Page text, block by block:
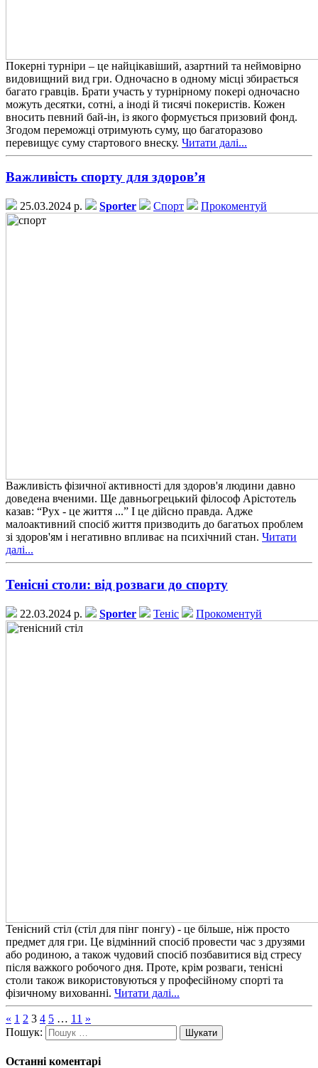
Покерні турніри – це найцікавіший, азартний та неймовірно
видовищний вид гри. Одночасно в одному місці збирається
багато гравців. Брати участь у турнірному покері одночасно
можуть десятки, сотні, а іноді й тисячі покеристів. Кожен
вносить певний бай-ін, із якого формується призовий фонд.
Згодом переможці отримують суму, що багаторазово
перевищує суму стартового внеску. Читати далі...
Важливість спорту для здоров’я
25.03.2024 р. Sporter Спорт Прокоментуй
Важливість фізичної активності для здоров'я людини давно
доведена вченими. Ще давньогрецький філософ Арістотель
казав: “Рух - це життя ...” І це дійсно правда. Адже
малоактивний спосіб життя призводить до багатьох проблем
зі здоров'ям і негативно впливає на психічний стан. Читати
далі...
Тенісні столи: від розваги до спорту
22.03.2024 р. Sporter Теніс Прокоментуй
Тенісний стіл (стіл для пінг понгу) - це більше, ніж просто
предмет для гри. Це відмінний спосіб провести час з друзями
або родиною, а також чудовий спосіб позбавитися від стресу
після важкого робочого дня. Проте, крім розваги, тенісні
столи також використовуються у професійному спорті та
фізичному вихованні. Читати далі...
« 1 2 3 4 5 … 11 »
Пошук:
Останні коментарі